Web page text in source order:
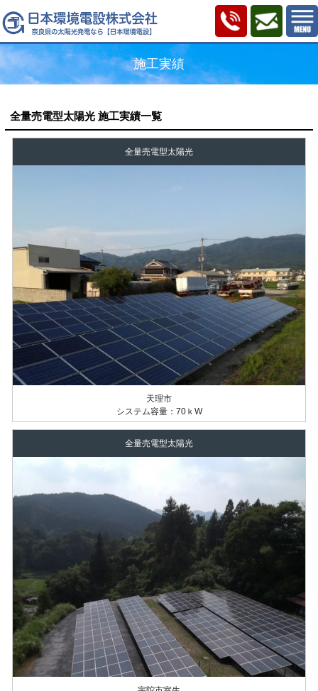
施工実績
全量売電型太陽光 施工実績一覧
全量売電型太陽光
天理市
システム容量：70ｋW
全量売電型太陽光